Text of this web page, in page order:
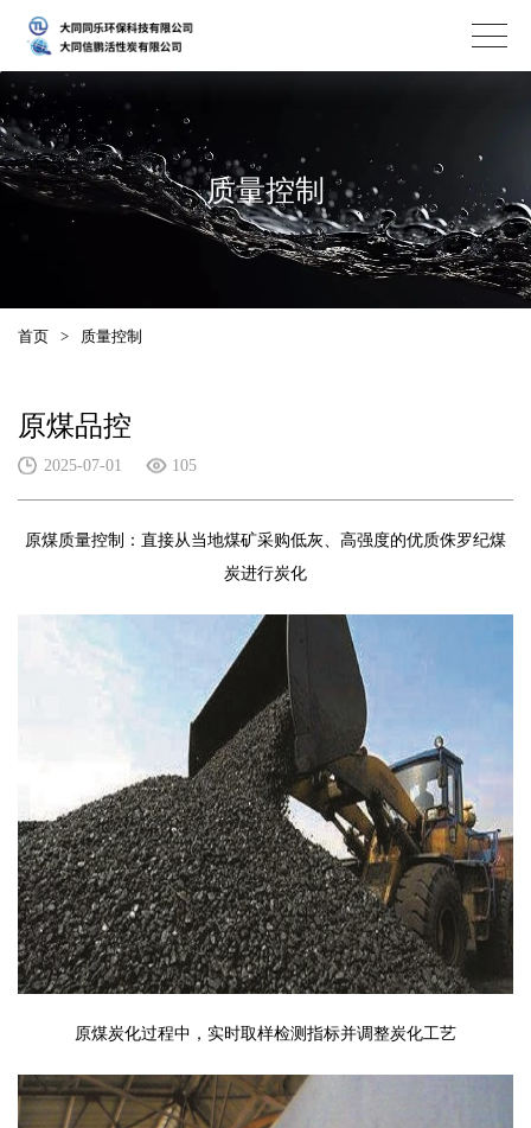
质量控制
首页 > 质量控制
原煤品控
2025-07-01 105
原煤质量控制：直接从当地煤矿采购低灰、高强度的优质侏罗纪煤
炭进行炭化
原煤炭化过程中，实时取样检测指标并调整炭化工艺